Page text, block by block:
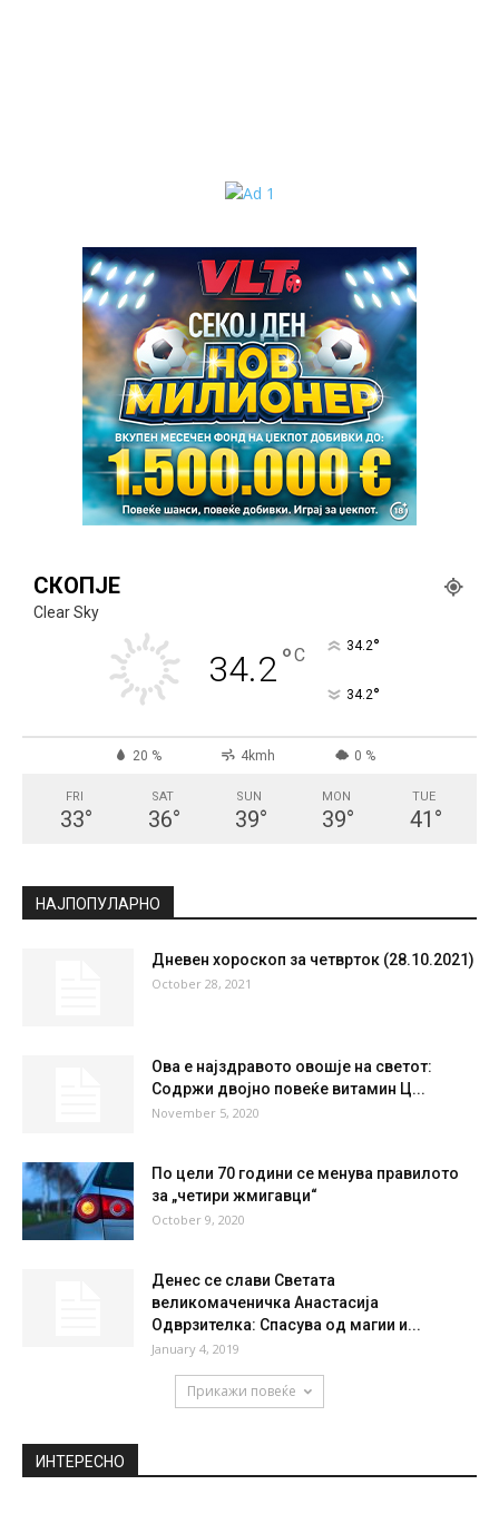
СКОПЈЕ
Clear Sky
34.2°C 34.2°
34.2°
20 % 4kmh 0 %
FRI
33°
SAT
36°
SUN
39°
MON
39°
TUE
41 °
НАЈПОПУЛАРНО
Дневен хороскоп за четврток (28.10.2021)
October 28, 2021
Ова е најздравото овошје на светот:
Содржи двојно повеќе витамин Ц...
November 5, 2020
По цели 70 години се менува правилото
за „четири жмигавци“
October 9, 2020
Денес се слави Светата
великомаченичка Анастасија
Одврзителка: Спасува од магии и...
January 4, 2019
Прикажи повеќе
ИНТЕРЕСНО